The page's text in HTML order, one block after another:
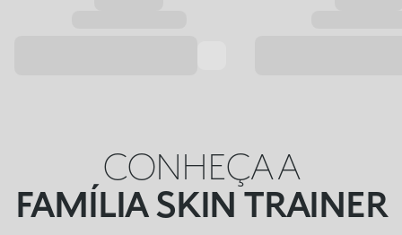
CONHEÇA A
FAMÍLIA SKIN TRAINER